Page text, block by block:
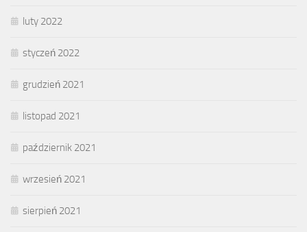
luty 2022
styczeń 2022
grudzień 2021
listopad 2021
październik 2021
wrzesień 2021
sierpień 2021